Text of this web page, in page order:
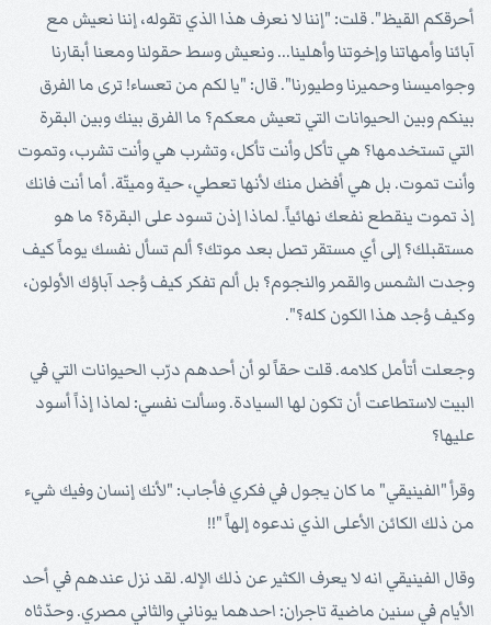
أحرقكم القيظ". قلت: "إننا لا نعرف هذا الذي تقوله، إننا نعيش مع
آبائنا وأمهاتنا وإخوتنا وأهلينا... ونعيش وسط حقولنا ومعنا أبقارنا
وجواميسنا وحميرنا وطيورنا". قال: "يا لكم من تعساء! ترى ما الفرق
بينكم وبين الحيوانات التي تعيش معكم؟ ما الفرق بينك وبين البقرة
التي تستخدمها؟ هي تأكل وأنت تأكل، وتشرب هي وأنت تشرب، وتموت
وأنت تموت. بل هي أفضل منك لأنها تعطي، حية وميتّة. أما أنت فانك
إذ تموت ينقطع نفعك نهائياً. لماذا إذن تسود على البقرة؟ ما هو
مستقبلك؟ إلى أي مستقر تصل بعد موتك؟ ألم تسأل نفسك يوماً كيف
وجدت الشمس والقمر والنجوم؟ بل ألم تفكر كيف وُجد آباؤك الأولون،
وكيف وُجد هذا الكون كله؟".
وجعلت أتأمل كلامه. قلت حقاً لو أن أحدهم درّب الحيوانات التي في
البيت لاستطاعت أن تكون لها السيادة. وسألت نفسي: لماذا إذاً أسود
عليها؟
وقرأ "الفينيقي" ما كان يجول في فكري فأجاب: "لأنك إنسان وفيك شيء
من ذلك الكائن الأعلى الذي ندعوه إلهاً "!!
وقال الفينيقي انه لا يعرف الكثير عن ذلك الإله. لقد نزل عندهم في أحد
الأيام في سنين ماضية تاجران: احدهما يوناني والثاني مصري. وحدّثاه